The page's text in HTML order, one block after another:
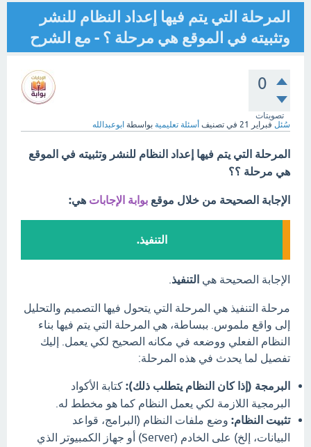
المرحلة التي يتم فيها إعداد النظام للنشر
وتثبيته في الموقع هي مرحلة ؟ - مع الشرح
0
تصويتات
سُئل فبراير 21 في تصنيف أسئلة تعليمية بواسطة ابوعبدالله
المرحلة التي يتم فيها إعداد النظام للنشر وتثبيته في الموقع
هي مرحلة ؟؟
الإجابة الصحيحة من خلال موقع بوابة الإجابات هي:
التنفيذ.
الإجابة الصحيحة هي التنفيذ
مرحلة التنفيذ هي المرحلة التي يتحول فيها التصميم والتحليل
إلى واقع ملموس. ببساطة، هي المرحلة التي يتم فيها بناء
النظام الفعلي ووضعه في مكانه الصحيح لكي يعمل. إليك
تفصيل لما يحدث في هذه المرحلة:
البرمجة (إذا كان النظام يتطلب ذلك): كتابة الأكواد
البرمجية اللازمة لكي يعمل النظام كما هو مخطط له.
تثبيت النظام: وضع ملفات النظام (البرامج، قواعد
البيانات، إلخ) على الخادم (Server) أو جهاز الكمبيوتر الذي